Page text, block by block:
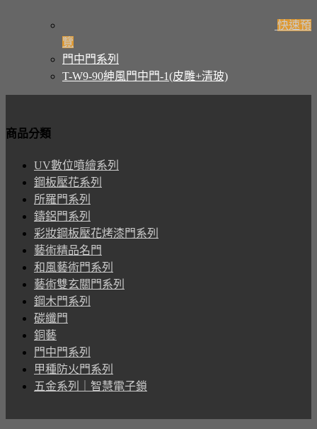
快速預
覽
門中門系列
T-W9-90紳風門中門-1(皮雕+清玻)
商品分類
UV數位噴繪系列
鋼板壓花系列
所羅門系列
鑄鋁門系列
彩妝鋼板壓花烤漆門系列
藝術精品名門
和風藝術門系列
藝術雙玄關門系列
鋼木門系列
碳纖門
銅藝
門中門系列
甲種防火門系列
五金系列｜智慧電子鎖